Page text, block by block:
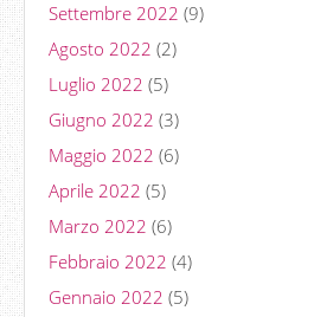
Settembre 2022 (9)
Agosto 2022 (2)
Luglio 2022 (5)
Giugno 2022 (3)
Maggio 2022 (6)
Aprile 2022 (5)
Marzo 2022 (6)
Febbraio 2022 (4)
Gennaio 2022 (5)